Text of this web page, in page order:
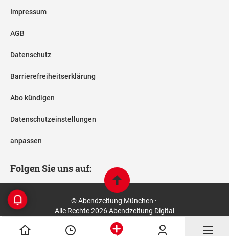
Impressum
AGB
Datenschutz
Barrierefreiheitserklärung
Abo kündigen
Datenschutzeinstellungen
anpassen
Folgen Sie uns auf:
© Abendzeitung München ·
Alle Rechte 2026 Abendzeitung Digital